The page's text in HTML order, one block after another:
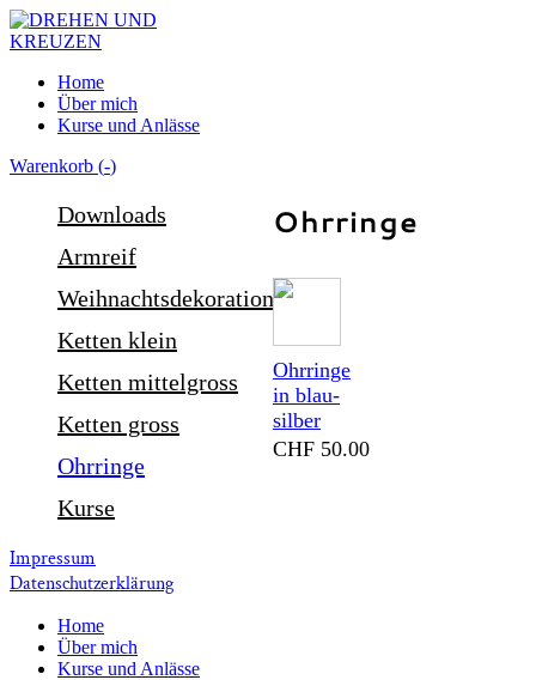
Home
Über mich
Kurse und Anlässe
Warenkorb (-)
Downloads
Armreif
Weihnachtsdekoration
Ketten klein
Ketten mittelgross
Ketten gross
Ohrringe
Kurse
Ohrringe
Ohrringe
in blau-
silber
CHF 50.00
Impressum
Datenschutzerklärung
Home
Über mich
Kurse und Anlässe